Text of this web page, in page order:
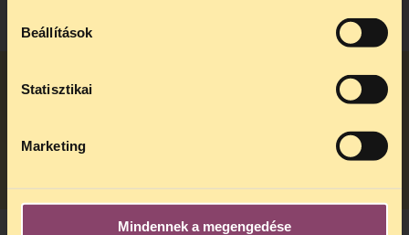
Beállítások
Statisztikai
Marketing
Mindennek a megengedése
telefonos jogsegély
kedden, 13 és 15 óra között lesz
alatt is elér minket.